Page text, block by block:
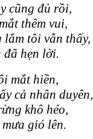
cũng đủ rồi,
thêm vui,
tôi vẫn thấy,
hẹn lời.
mắt hiền,
cả nhân duyên,
khô héo,
gió lên.